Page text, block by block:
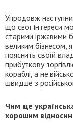
Упродовж
що свої інтереси
старими іржавими
великим бізнесом,
пояснить своїй
прибуткову
кораблі, а не
швидше з
Чим ще
хорошим